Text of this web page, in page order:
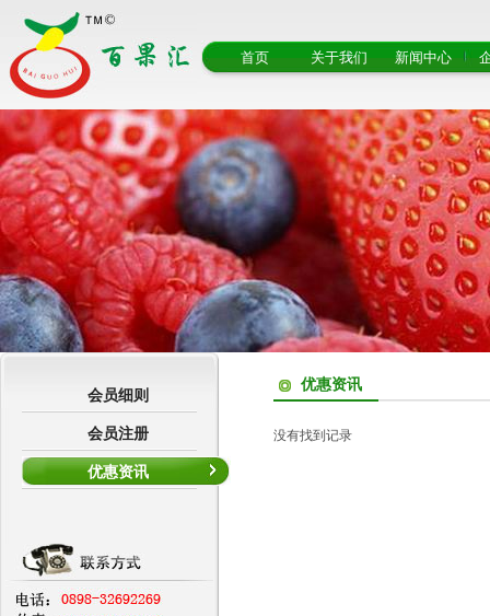
首页 关于我们 新闻中心
优惠资讯
没有找到记录
会员细则
会员注册
优惠资讯